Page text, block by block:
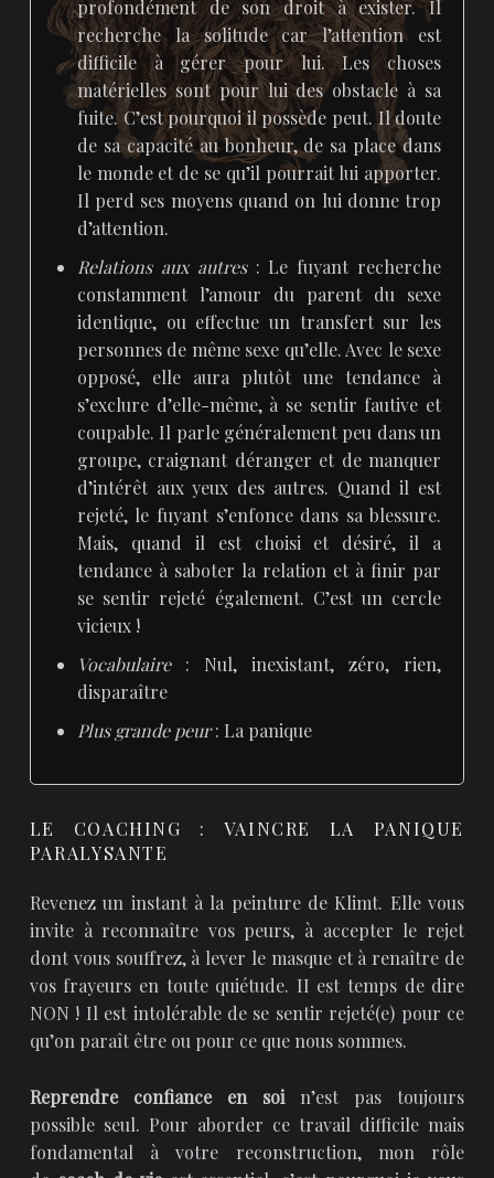
profondément de son droit à exister. Il
recherche la solitude car l’attention est
difficile à gérer pour lui. Les choses
matérielles sont pour lui des obstacle à sa
fuite. C’est pourquoi il possède peut. Il doute
de sa capacité au bonheur, de sa place dans
le monde et de se qu’il pourrait lui apporter.
Il perd ses moyens quand on lui donne trop
d’attention.
Relations aux autres : Le fuyant recherche
constamment l’amour du parent du sexe
identique, ou effectue un transfert sur les
personnes de même sexe qu’elle. Avec le sexe
opposé, elle aura plutôt une tendance à
s’exclure d’elle-même, à se sentir fautive et
coupable. Il parle généralement peu dans un
groupe, craignant déranger et de manquer
d’intérêt aux yeux des autres. Quand il est
rejeté, le fuyant s’enfonce dans sa blessure.
Mais, quand il est choisi et désiré, il a
tendance à saboter la relation et à finir par
se sentir rejeté également. C’est un cercle
vicieux !
Vocabulaire : Nul, inexistant, zéro, rien,
disparaître
Plus grande peur: La panique
LE COACHING : VAINCRE LA PANIQUE
PARALYSANTE
Revenez un instant à la peinture de Klimt. Elle vous
invite à reconnaître vos peurs, à accepter le rejet
dont vous souffrez, à lever le masque et à renaître de
vos frayeurs en toute quiétude. II est temps de dire
NON ! Il est intolérable de se sentir rejeté(e) pour ce
qu’on paraît être ou pour ce que nous sommes.
Reprendre confiance en soin’est pas toujours
possible seul. Pour aborder ce travail difficile mais
fondamental à votre reconstruction, mon rôle